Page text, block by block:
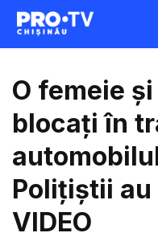
O femeie
blocați în
Polițiștii
VIDEO